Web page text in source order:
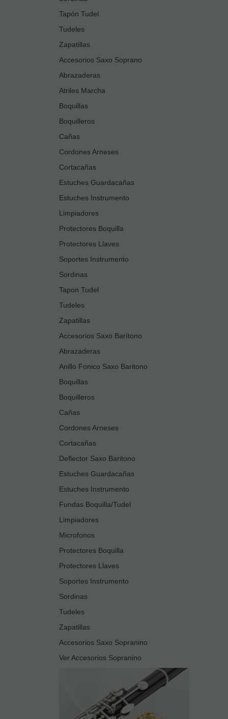
Tapón Tudel
Tudeles
Zapatillas
Accesorios Saxo Soprano
Abrazaderas
Atriles Marcha
Boquillas
Boquilleros
Cañas
Cordones Arneses
Cortacañas
Estuches Guardacañas
Estuches Instrumento
Limpiadores
Protectores Boquilla
Protectores Llaves
Soportes Instrumento
Sordinas
Tapon Tudel
Tudeles
Zapatillas
Accesorios Saxo Barítono
Abrazaderas
Anillo Fonico Saxo Baritono
Boquillas
Boquilleros
Cañas
Cordones Arneses
Cortacañas
Deflector Saxo Baritono
Estuches Guardacañas
Estuches Instrumento
Fundas Boquilla/Tudel
Limpiadores
Microfonos
Protectores Boquilla
Protectores Llaves
Soportes Instrumento
Sordinas
Tudeles
Zapatillas
Accesorios Saxo Sopranino
Ver Accesorios Sopranino